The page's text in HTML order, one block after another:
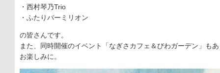
・西村琴乃Trio
・ふたりバーミリオン
の皆さんです。
また、同時開催のイベント「なぎさカフェ＆びわガーデン」も
お楽しみに。